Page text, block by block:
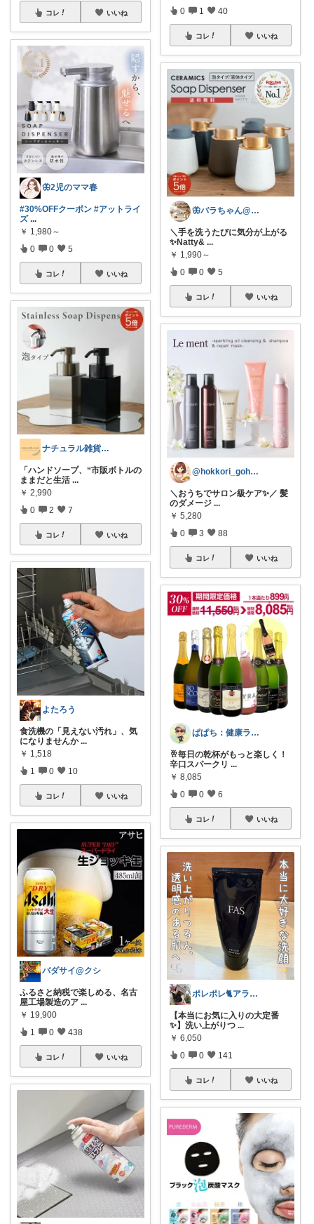
コレ いいね
🦋2児のママ春
#30%OFFクーポン #アットライ
ズ ...
￥ 1,980～
0 0 5
コレ いいね
ナチュラル雑貨とカフェ空間 ☕️
「ハンドソープ、“市販ボトルの
ままだと生活 ...
￥ 2,990
0 2 7
コレ いいね
よたろう
食洗機の「見えない汚れ」、気
になりませんか ...
￥ 1,518
1 0 10
コレ いいね
バダサイ@クシ
ふるさと納税で楽しめる、名古
屋工場製造のア ...
￥ 19,900
1 0 438
コレ いいね
0 1 40
コレ いいね
🦋バラちゃん@主婦目線の便利グッズ🦋
＼手を洗うたびに気分が上がる
✨Natty& ...
￥ 1,990～
0 0 5
コレ いいね
@hokkori_gohan.da
＼おうちでサロン級ケア✨／ 髪
のダメージ ...
￥ 5,280
0 3 88
コレ いいね
ぱぱち：健康ランニングのアイテムを紹介
🥂毎日の乾杯がもっと楽しく！
辛口スパークリ ...
￥ 8,085
0 0 6
コレ いいね
ポレポレ🐈アラフィフの可愛い図鑑
【本当にお気に入りの大定番
✨】洗い上がりつ ...
￥ 6,050
0 0 141
コレ いいね